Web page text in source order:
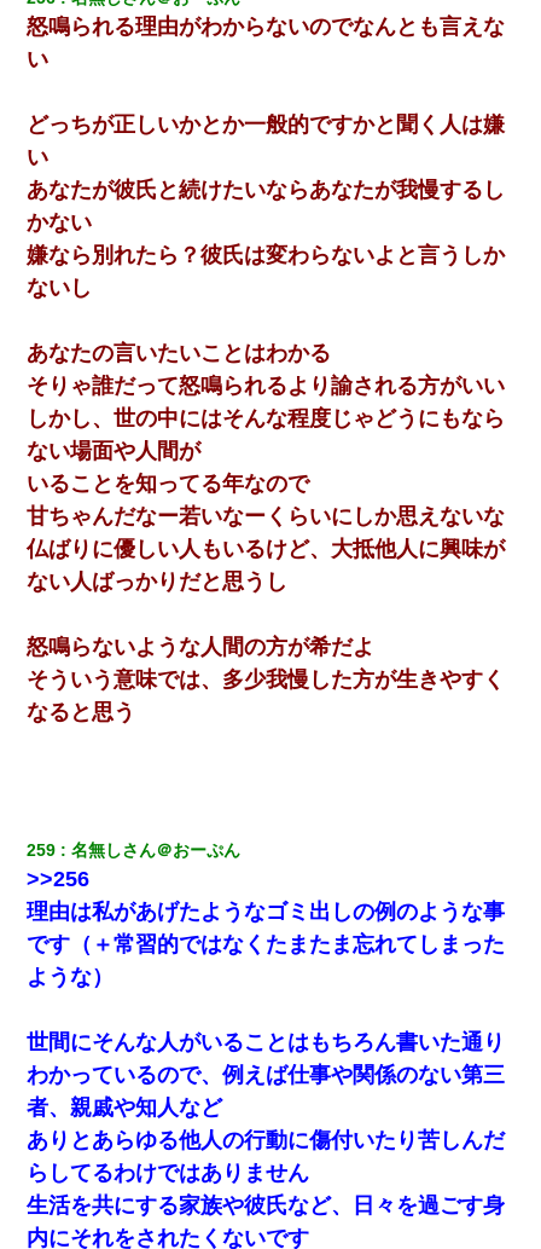
【戦争】不妊の俺嫁に弟嫁が2日間4歳児を託児 俺嫁はそこまで気
生保レディと行為する為に駆け引きしてみた結果ｗｗｗｗｗｗｗ
ｗｗｗｗｗ
隣の部屋の住民の母親、オートロックを突破してマンションに入
り込んできたみたいで、ずっとドアの前で喚いてて滅茶苦茶うる
さかった。
ずっとニートだと思ってた同居の義弟が投資で旦那より稼いでる
とか知らなかった…
【衝撃】女友達から行為中に告白されてOKした結果
【驚愕】私「今まで育てた分のお金返してね(冗談)」息子「はい、
3000万円」→数年後。私「妹が病気になったから援助して欲し
い」→
【ワロタ】姉から「肉食系14才、乳丸出し、毛はうっすら生えか
け」というタイトルで画像が送られてきた
【驚愕】5000円でＪＫと行為してきたが後悔しかない…
私「結婚やめるわ」 婚約者「え？なんでなんで？」 → 放置した
【不幸な結婚式】新郎親族「ブスのくせにドレスなんか着ちゃっ
てさ～ほんと恥ずかしいわよね～（大声」新郎両親「！！！（土
下座」→ 結果・・・
ケーキバイキングにいた単独の50くらいのオッサン、強烈だっ
私『貯金貯まったし、やっと家建てられるね！』夫「実家を二世
帯住宅にした。それに貯金使った」→私『離婚しよう』夫「え
っ」私『使った貯金はあげるから』→すると…
義兄嫁が義実家で「コロナ陽性だったからこのまま療養させて下
さい」と言い出してド修羅場になった
父親がくも膜下出血で突然ﾀﾋ。→母の貯金が0なことが判明。→母
怒鳴られる理由がわからないのでなんとも言えな
い
どっちが正しいかとか一般的ですかと聞く人は嫌
い
あなたが彼氏と続けたいならあなたが我慢するし
かない
嫌なら別れたら？彼氏は変わらないよと言うしか
ないし
あなたの言いたいことはわかる
そりゃ誰だって怒鳴られるより諭される方がいい
しかし、世の中にはそんな程度じゃどうにもなら
ない場面や人間が
いることを知ってる年なので
甘ちゃんだなー若いなーくらいにしか思えないな
仏ばりに優しい人もいるけど、大抵他人に興味が
ない人ばっかりだと思うし
怒鳴らないような人間の方が希だよ
そういう意味では、多少我慢した方が生きやすく
なると思う
259 名無しさん＠おーぷん
>>256
理由は私があげたようなゴミ出しの例のような事
です（＋常習的ではなくたまたま忘れてしまった
ような）
世間にそんな人がいることはもちろん書いた通り
わかっているので、例えば仕事や関係のない第三
者、親戚や知人など
ありとあらゆる他人の行動に傷付いたり苦しんだ
らしてるわけではありません
生活を共にする家族や彼氏など、日々を過ごす身
内にそれをされたくないです